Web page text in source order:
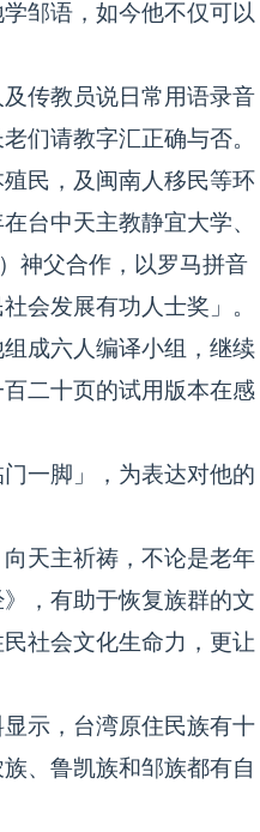
邹语，如今他不仅可以
传教员说日常用语录音
们请教字汇正确与否。
民，及闽南人移民等环
台中天主教静宜大学、
神父合作，以罗马拼音
会发展有功人士奖」。
成六人编译小组，继续
二十页的试用版本在感
一脚」，为表达对他的
天主祈祷，不论是老年
，有助于恢复族群的文
社会文化生命力，更让
示，台湾原住民族有十
、鲁凯族和邹族都有自